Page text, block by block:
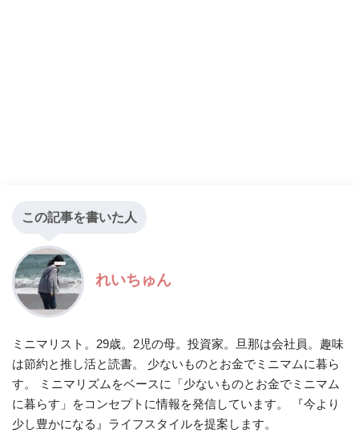
この記事を書いた人
れいちゅん
ミニマリスト。29歳。2児の母。投資家。旦那は会社員。趣味
は節約と推し活と読書。 少ないものとお金でミニマムに暮ら
す。 ミニマリズムをベースに「少ないものとお金でミニマム
に暮らす」をコンセプトに情報を発信しています。 『今より
少し豊かになる』ライフスタイルを提案します。